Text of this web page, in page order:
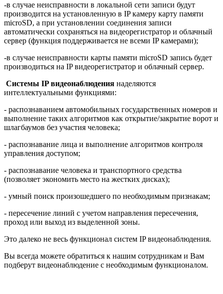
-в случае неисправности в локальной сети записи будут
производится на установленную в IP камеру карту памяти
microSD, а при установлении соединения записи
автоматически сохраняться на видеорегистратор и облачный
сервер (функция поддерживается не всеми IP камерами);
-в случае неисправности карты памяти microSD запись будет
производиться на IP видеорегистратор и облачный сервер.
Системы IP видеонаблюдения наделяются
интеллектуальными функциями:
- распознаванием автомобильных государственных номеров и
выполнение таких алгоритмов как открытие/закрытие ворот и
шлагбаумов без участия человека;
- распознавание лица и выполнение алгоритмов контроля
управления доступом;
- распознавание человека и транспортного средства
(позволяет экономить место на жестких дисках);
- умный поиск произошедшего по необходимым признакам;
- пересечение линий с учетом направления пересечения,
проход или выход из выделенной зоны.
Это далеко не весь функционал систем IP видеонаблюдения.
Вы всегда можете обратиться к нашим сотрудникам и Вам
подберут видеонаблюдение с необходимым функционалом.